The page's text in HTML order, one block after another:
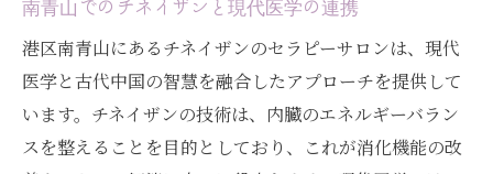
南青山でのチネイザンと現代医学の連携
港区南青山にあるチネイザンのセラピーサロンは、現代
医学と古代中国の智慧を融合したアプローチを提供して
います。チネイザンの技術は、内臓のエネルギーバラン
スを整えることを目的としており、これが消化機能の改